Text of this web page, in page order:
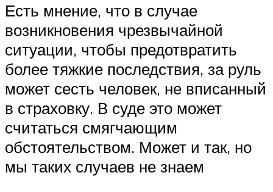
Есть мнение, что в случае
возникновения чрезвычайной
ситуации, чтобы предотвратить
более тяжкие последствия, за руль
может сесть человек, не вписанный
в страховку. В суде это может
считаться смягчающим
обстоятельством. Может и так, но
мы таких случаев не знаем